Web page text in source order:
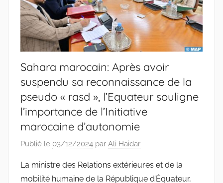
Sahara marocain: Après avoir
suspendu sa reconnaissance de la
pseudo « rasd », l’Equateur souligne
l’importance de l’Initiative
marocaine d’autonomie
Publié le 03/12/2024 par Ali Haidar
La ministre des Relations extérieures et de la
mobilité humaine de la République d’Équateur,